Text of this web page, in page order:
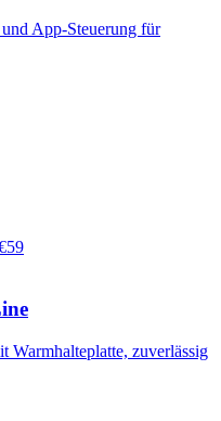
App-Steuerung für
59
Warmhalteplatte, zuverlässig